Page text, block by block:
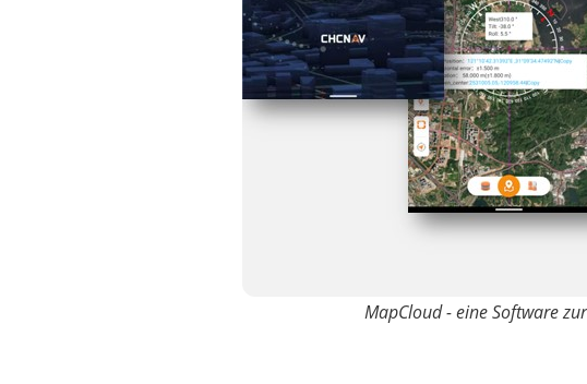
MapCloud - eine Software